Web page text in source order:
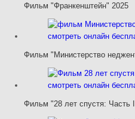
Фильм "Франкенштейн" 2025
Фильм "Министерство
Фильм "28 лет спустя: Часть